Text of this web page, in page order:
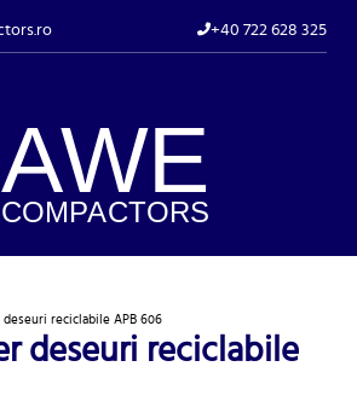
+40 722 628 325
A WE
COMP ACTORS
deseuri reciclabile APB 606
deseuri reciclabile